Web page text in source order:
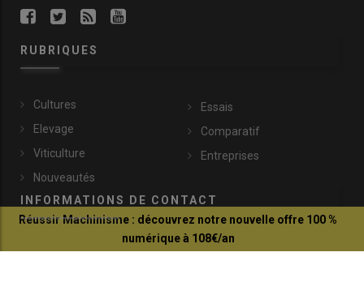
RUBRIQUES
Cultures
Elevage
Viticulture
Nouveautés
Essais
Comparatif
Entreprises
INFORMATIONS DE CONTACT
communication@reussir.fr
Réussir Machinisme : découvrez notre nouvelle offre 100 %
numérique à 108€/an